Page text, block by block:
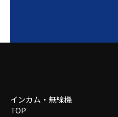
インカム・無線機
TOP